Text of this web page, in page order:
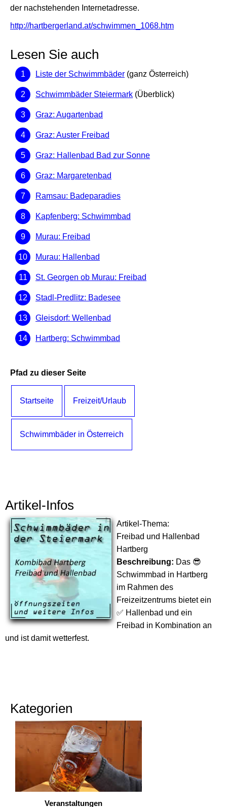
der nachstehenden Internetadresse.
http://hartbergerland.at/schwimmen_1068.htm
Lesen Sie auch
Liste der Schwimmbäder (ganz Österreich)
Schwimmbäder Steiermark (Überblick)
Graz: Augartenbad
Graz: Auster Freibad
Graz: Hallenbad Bad zur Sonne
Graz: Margaretenbad
Ramsau: Badeparadies
Kapfenberg: Schwimmbad
Murau: Freibad
Murau: Hallenbad
St. Georgen ob Murau: Freibad
Stadl-Predlitz: Badesee
Gleisdorf: Wellenbad
Hartberg: Schwimmbad
Pfad zu dieser Seite
Startseite Freizeit/Urlaub
Schwimmbäder in Österreich
Artikel-Infos
Artikel-Thema:
Freibad und Hallenbad
Hartberg
Beschreibung: Das 😎
Schwimmbad in Hartberg
im Rahmen des
Freizeitzentrums bietet ein
✅ Hallenbad und ein
Freibad in Kombination an
und ist damit wetterfest.
Kategorien
Veranstaltungen